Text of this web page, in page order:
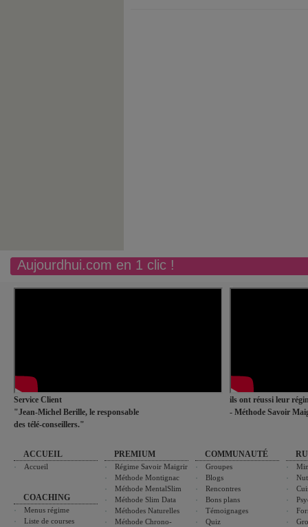
Aujourdhui.com en 1 clic !
Service Client
"Jean-Michel Berille, le responsable
des télé-conseillers."
ils ont réussi leur
- Méthode Savoir
ACCUEIL
Accueil
COACHING
Menus régime
Liste de courses
PREMIUM
Régime Savoir Maigrir
Méthode Montignac
Méthode MentalSlim
Méthode Slim Data
Méthodes Naturelles
Méthode Chrono-
COMMUNAUTÉ
Groupes
Blogs
Rencontres
Bons plans
Témoignages
Quiz